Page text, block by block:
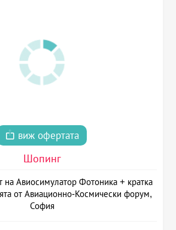
виж офертата
Шопинг
на Авиосимулатор Фотоника + кратка
от Авиационно-Космически форум,
София